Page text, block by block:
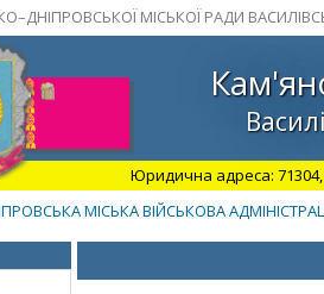
МІСЬКОЇ РАДИ
Юридична адреса: 71304,
МІСЬКА ВІЙСЬКОВА